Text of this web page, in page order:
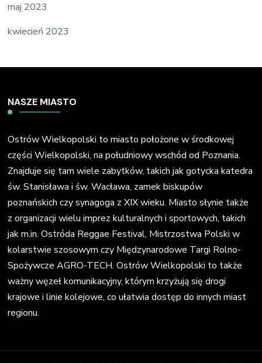
maj 2023
kwiecień 2023
NASZE MIASTO
Ostrów Wielkopolski to miasto położone w środkowej
części Wielkopolski, na południowy wschód od Poznania.
Znajduje się tam wiele zabytków, takich jak gotycka katedra
św. Stanisława i św. Wacława, zamek biskupów
poznańskich czy synagoga z XIX wieku. Miasto słynie także
z organizacji wielu imprez kulturalnych i sportowych, takich
jak m.in. Ostróda Reggae Festival, Mistrzostwa Polski w
kolarstwie szosowym czy Międzynarodowe Targi Rolno-
Spożywcze AGRO-TECH. Ostrów Wielkopolski to także
ważny węzeł komunikacyjny, którym krzyżują się drogi
krajowe i linie kolejowe, co ułatwia dostęp do innych miast
regionu.